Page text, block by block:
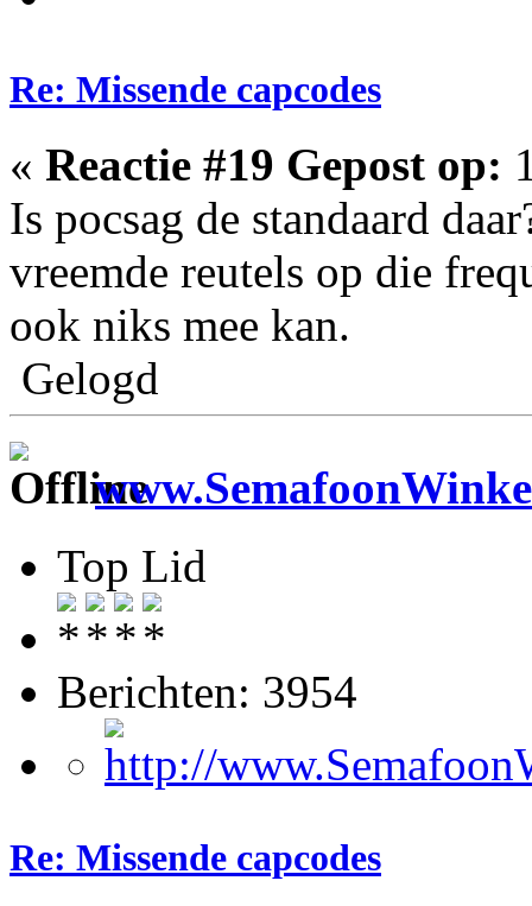
Re: Missende capcodes
« Reactie #19 Gepost op:
Is pocsag de standaard
vreemde reutels op die
ook niks mee kan.
Gelogd
Top Lid
Berichten: 3954
Re: Missende capcodes